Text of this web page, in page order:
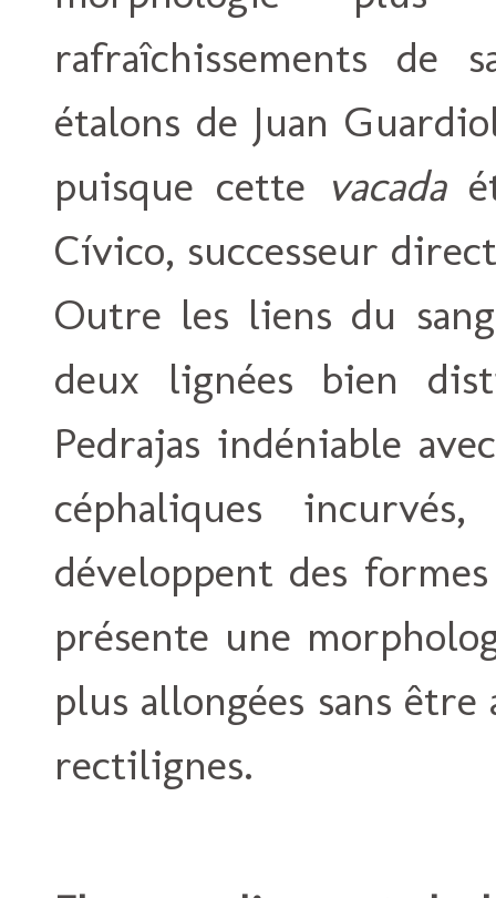
rafraîchissements de
étalons de Juan
puisque cette vacada
Cívico, successeur
Outre les liens du
deux lignées bien
Pedrajas indéniable
céphaliques
développent des
présente une
plus allongées sans
rectilignes.